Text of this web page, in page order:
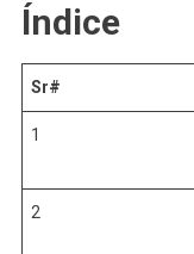
Índice
Sr#
1
2